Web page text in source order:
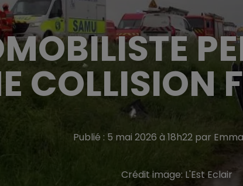
COLLISION
Publié : 5 mai 2026 à 18h22 par
Crédit image: L'Est Eclair